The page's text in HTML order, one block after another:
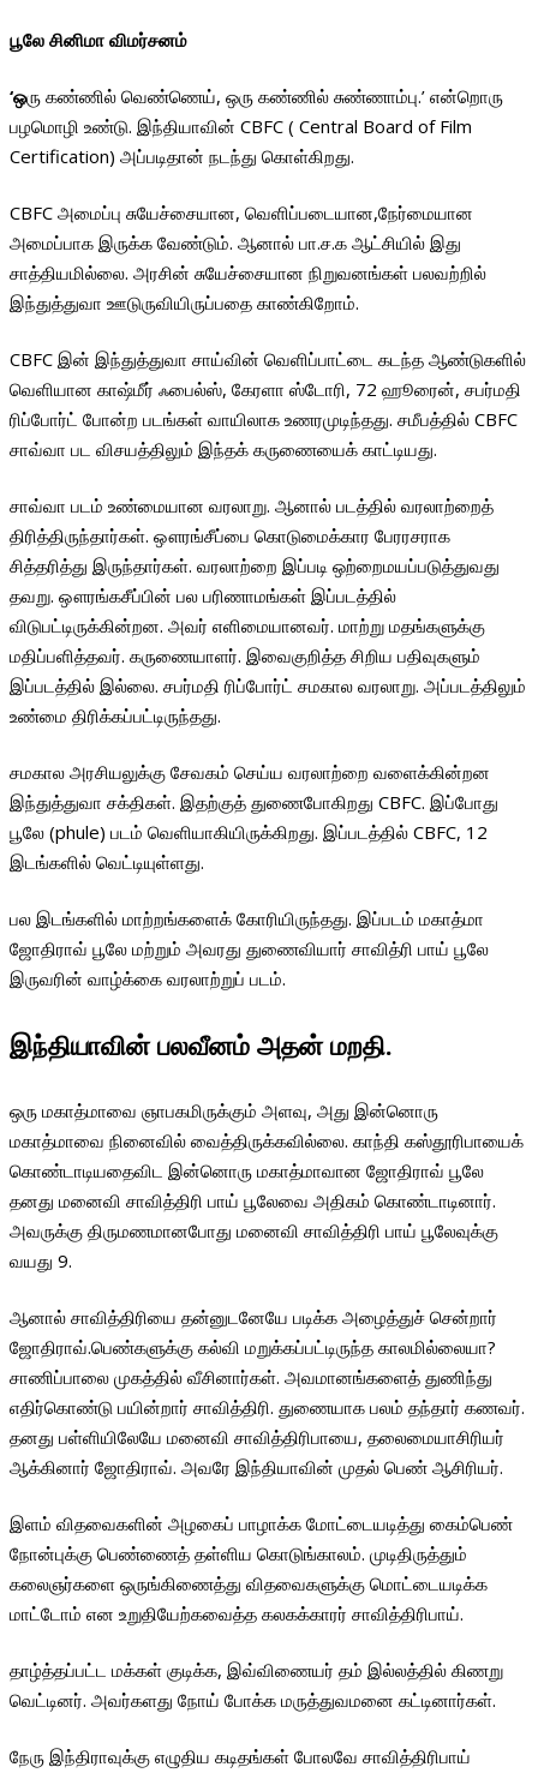
பூலே சினிமா விமர்சனம்
‘ஒரு கண்ணில் வெண்ணெய், ஒரு கண்ணில் சுண்ணாம்பு.’ என்றொரு
பழமொழி உண்டு. இந்தியாவின் CBFC ( Central Board of Film
Certification) அப்படிதான் நடந்து கொள்கிறது.
CBFC அமைப்பு சுயேச்சையான, வெளிப்படையான,நேர்மையான
அமைப்பாக இருக்க வேண்டும். ஆனால் பா.ச.க ஆட்சியில் இது
சாத்தியமில்லை. அரசின் சுயேச்சையான நிறுவனங்கள் பலவற்றில்
இந்துத்துவா ஊடுருவியிருப்பதை காண்கிறோம்.
CBFC இன் இந்துத்துவா சாய்வின் வெளிப்பாட்டை கடந்த ஆண்டுகளில்
வெளியான காஷ்மீர் ஃபைல்ஸ், கேரளா ஸ்டோரி, 72 ஹூரைன், சபர்மதி
ரிப்போர்ட் போன்ற படங்கள் வாயிலாக உணரமுடிந்தது. சமீபத்தில் CBFC
சாவ்வா பட விசயத்திலும் இந்தக் கருணையைக் காட்டியது.
சாவ்வா படம் உண்மையான வரலாறு. ஆனால் படத்தில் வரலாற்றைத்
திரித்திருந்தார்கள். ஔரங்சீப்பை கொடுமைக்கார பேரரசராக
சித்தரித்து இருந்தார்கள். வரலாற்றை இப்படி ஒற்றைமயப்படுத்துவது
தவறு. ஔரங்கசீப்பின் பல பரிணாமங்கள் இப்படத்தில்
விடுபட்டிருக்கின்றன. அவர் எளிமையானவர். மாற்று மதங்களுக்கு
மதிப்பளித்தவர். கருணையாளர். இவைகுறித்த சிறிய பதிவுகளும்
இப்படத்தில் இல்லை. சபர்மதி ரிப்போர்ட் சமகால வரலாறு. அப்படத்திலும்
உண்மை திரிக்கப்பட்டிருந்தது.
சமகால அரசியலுக்கு சேவகம் செய்ய வரலாற்றை வளைக்கின்றன
இந்துத்துவா சக்திகள். இதற்குத் துணைபோகிறது CBFC. இப்போது
பூலே (phule) படம் வெளியாகியிருக்கிறது. இப்படத்தில் CBFC, 12
இடங்களில் வெட்டியுள்ளது.
பல இடங்களில் மாற்றங்களைக் கோரியிருந்தது. இப்படம் மகாத்மா
ஜோதிராவ் பூலே மற்றும் அவரது துணைவியார் சாவித்ரி பாய் பூலே
இருவரின் வாழ்க்கை வரலாற்றுப் படம்.
இந்தியாவின் பலவீனம் அதன் மறதி.
ஒரு மகாத்மாவை ஞாபகமிருக்கும் அளவு, அது இன்னொரு
மகாத்மாவை நினைவில் வைத்திருக்கவில்லை. காந்தி கஸ்தூரிபாயைக்
கொண்டாடியதைவிட இன்னொரு மகாத்மாவான ஜோதிராவ் பூலே
தனது மனைவி சாவித்திரி பாய் பூலேவை அதிகம் கொண்டாடினார்.
அவருக்கு திருமணமானபோது மனைவி சாவித்திரி பாய் பூலேவுக்கு
வயது 9.
ஆனால் சாவித்திரியை தன்னுடனேயே படிக்க அழைத்துச் சென்றார்
ஜோதிராவ்.பெண்களுக்கு கல்வி மறுக்கப்பட்டிருந்த காலமில்லையா?
சாணிப்பாலை முகத்தில் வீசினார்கள். அவமானங்களைத் துணிந்து
எதிர்கொண்டு பயின்றார் சாவித்திரி. துணையாக பலம் தந்தார் கணவர்.
தனது பள்ளியிலேயே மனைவி சாவித்திரிபாயை, தலைமையாசிரியர்
ஆக்கினார் ஜோதிராவ். அவரே இந்தியாவின் முதல் பெண் ஆசிரியர்.
இளம் விதவைகளின் அழகைப் பாழாக்க மோட்டையடித்து கைம்பெண்
நோன்புக்கு பெண்ணைத் தள்ளிய கொடுங்காலம். முடிதிருத்தும்
கலைஞர்களை ஒருங்கிணைத்து விதவைகளுக்கு மொட்டையடிக்க
மாட்டோம் என உறுதியேற்கவைத்த கலகக்காரர் சாவித்திரிபாய்.
தாழ்த்தப்பட்ட மக்கள் குடிக்க, இவ்விணையர் தம் இல்லத்தில் கிணறு
வெட்டினர். அவர்களது நோய் போக்க மருத்துவமனை கட்டினார்கள்.
நேரு இந்திராவுக்கு எழுதிய கடிதங்கள் போலவே சாவித்திரிபாய்